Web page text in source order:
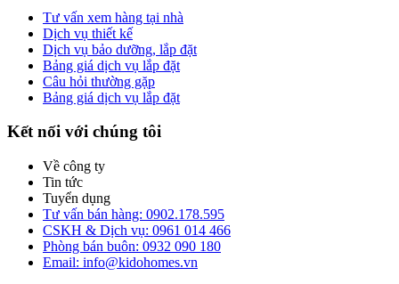
Tư vấn xem hàng tại nhà
Dịch vụ thiết kế
Dịch vụ bảo dưỡng, lắp đặt
Bảng giá dịch vụ lắp đặt
Câu hỏi thường gặp
Bảng giá dịch vụ lắp đặt
Kết nối với chúng tôi
Về công ty
Tin tức
Tuyển dụng
Tư vấn bán hàng: 0902.178.595
CSKH & Dịch vụ: 0961 014 466
Phòng bán buôn: 0932 090 180
Email: info@kidohomes.vn